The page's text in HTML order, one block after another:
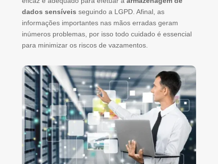
dados sensíveis seguindo a LGPD. Afinal, as
informações importantes nas mãos erradas geram
inúmeros problemas, por isso todo cuidado é essencial
para minimizar os riscos de vazamentos.